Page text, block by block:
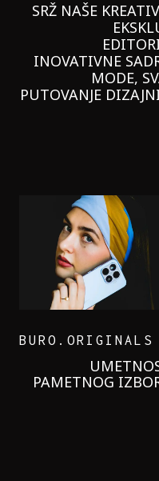
SRŽ NAŠE
INOVATIVNE
MODE,
PUTOVANJE